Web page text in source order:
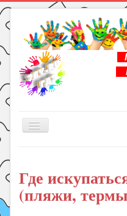
Включить/
Книги
Рукоделие
Где
(пляжи,